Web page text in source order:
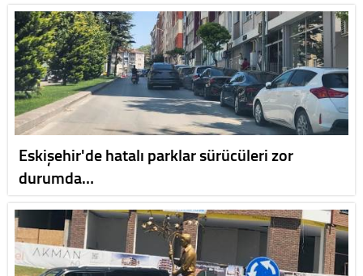
Eskişehir'de hatalı parklar sürücüleri zor
durumda…